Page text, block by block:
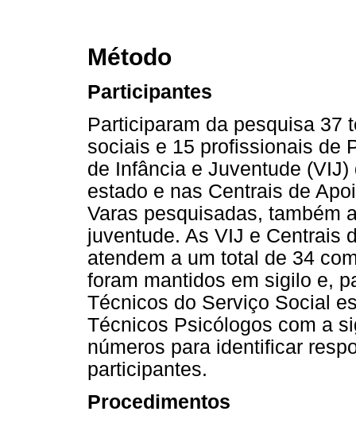
Método
Participantes
Participaram da pesquisa 37
sociais e 15 profissionais de
de Infância e Juventude
estado e nas Centrais de
Varas pesquisadas, também
juventude. As VIJ e Centrais
atendem a um total de 34
foram mantidos em sigilo e,
Técnicos do Serviço Social
Técnicos Psicólogos com a
números para identificar
participantes.
Procedimentos